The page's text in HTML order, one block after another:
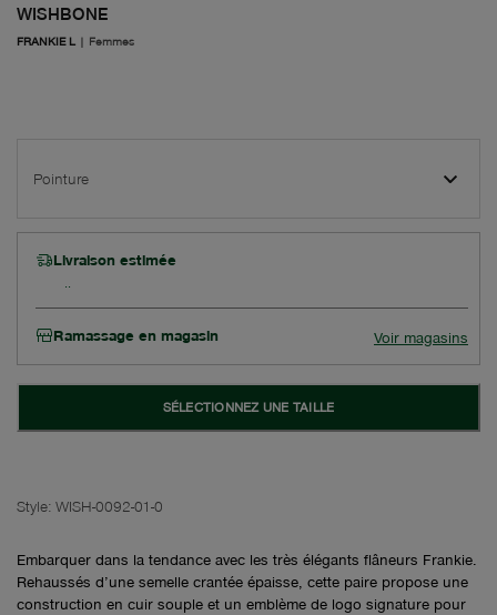
WISHBONE
FRANKIE L | Femmes
Pointure
Livraison estimée
Ramassage en magasin Voir magasins
SÉLECTIONNEZ UNE TAILLE
Style: WISH-0092-01-0
Embarquer dans la tendance avec les très élégants flâneurs Frankie.
Rehaussés d’une semelle crantée épaisse, cette paire propose une
construction en cuir souple et un emblème de logo signature pour